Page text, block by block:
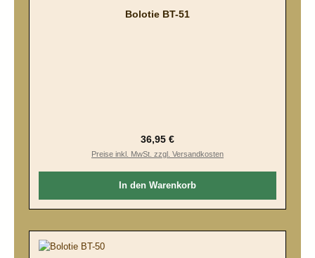
Bolotie BT-51
Regulärer Preis:
36,95 €
Preise inkl. MwSt. zzgl. Versandkosten
In den Warenkorb